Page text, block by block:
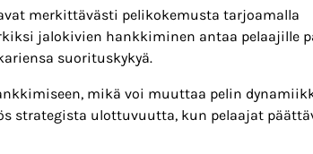
merkittävästi pelikokemusta tarjoamalla
jalokivien hankkiminen antaa pelaajille
suorituskykyä.
mikä voi muuttaa pelin
strategista ulottuvuutta, kun pelaajat